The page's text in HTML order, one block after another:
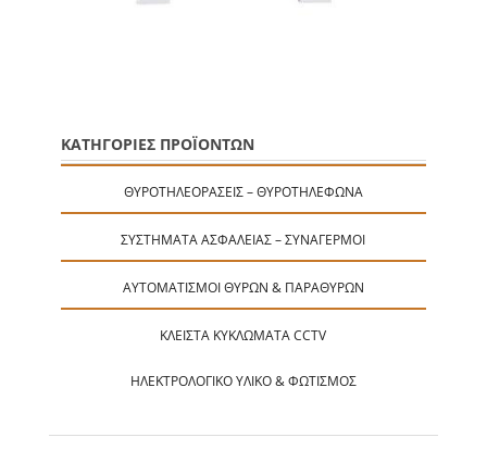
ΚΑΤΗΓΟΡΙΕΣ ΠΡΟΪΟΝΤΩΝ
ΘΥΡΟΤΗΛΕΟΡΆΣΕΙΣ – ΘΥΡΟΤΗΛΈΦΩΝΑ
ΣΥΣΤΉΜΑΤΑ ΑΣΦΑΛΕΊΑΣ – ΣΥΝΑΓΕΡΜΟΊ
ΑΥΤΟΜΑΤΙΣΜΟΊ ΘΥΡΏΝ & ΠΑΡΑΘΎΡΩΝ
ΚΛΕΙΣΤΆ ΚΥΚΛΏΜΑΤΑ CCTV
ΗΛΕΚΤΡΟΛΟΓΙΚΌ ΥΛΙΚΌ & ΦΩΤΙΣΜΌΣ